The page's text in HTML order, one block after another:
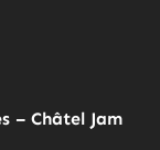
– Châtel Jam